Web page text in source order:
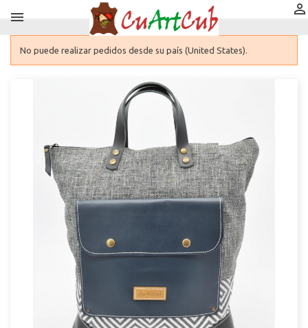
 
No puede realizar pedidos desde su país (United States).